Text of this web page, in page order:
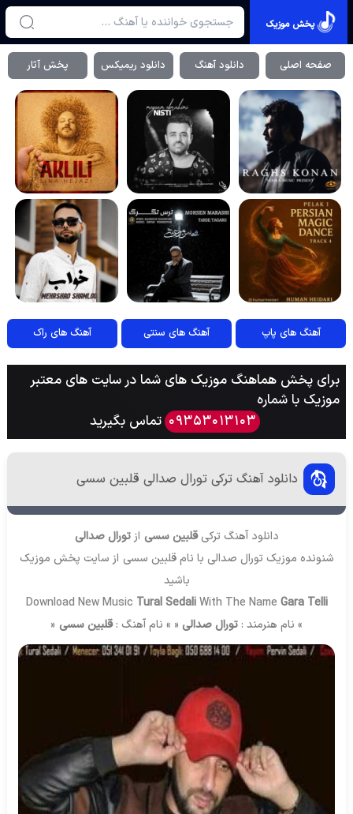
پخش موزیک
صفحه اصلی دانلود آهنگ دانلود ریمیکس پخش آثار
آهنگ های پاپ آهنگ های سنتی آهنگ های راک
برای پخش هماهنگ موزیک های شما در سایت های معتبر
موزیک با شماره
09353013103 تماس بگیرید
دانلود آهنگ ترکی تورال صدالی قلبین سسی
دانلود آهنگ ترکی قلبین سسی ازتورال صدالی
شنونده موزیک تورال صدالی با نام قلبین سسی از سایت پخش موزیک
باشید
Download New Music Tural SedaliWith The Name Gara Telli
» نام هنرمند : تورال صدالی « » نام آهنگ :قلبین سسی «